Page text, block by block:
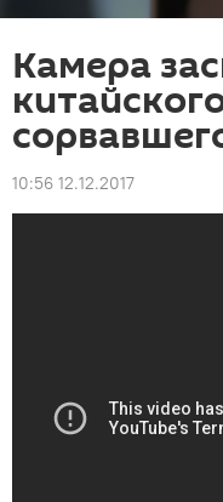
Камера
10:56 12.12.2017